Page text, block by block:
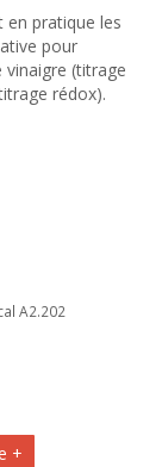
pratique les
pour
vinaigre (titrage
rédox).
A2.202
+